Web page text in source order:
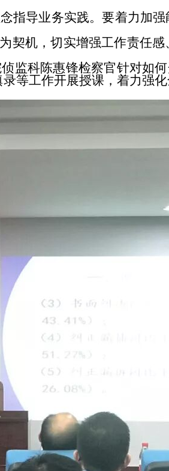
导业务实践。要着力加强
机，切实增强工作责任
科陈惠锋检察官针对如
等工作开展授课，着力强